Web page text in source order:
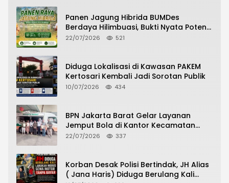
Panen Jagung Hibrida BUMDes
Berdaya Hilimbuasi, Bukti Nyata Potensi
Pertanian Desa
22/07/2026 521
Diduga Lokalisasi di Kawasan PAKEM
Kertosari Kembali Jadi Sorotan Publik
10/07/2026 434
BPN Jakarta Barat Gelar Layanan
Jemput Bola di Kantor Kecamatan
Grogol Petamburan, Warga Antusias
22/07/2026 337
Korban Desak Polisi Bertindak, JH Alias
( Jana Haris) Diduga Berulang Kali